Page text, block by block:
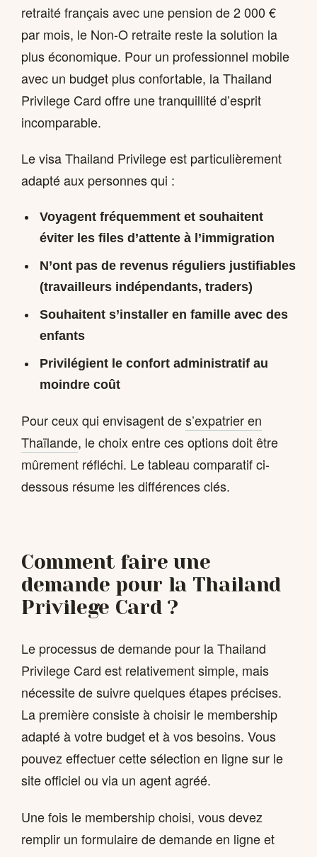
retraité français avec une pension de 2 000 €
par mois, le Non-O retraite reste la solution la
plus économique. Pour un professionnel mobile
avec un budget plus confortable, la Thailand
Privilege Card offre une tranquillité d’esprit
incomparable.
Le visa Thailand Privilege est particulièrement
adapté aux personnes qui :
Voyagent fréquemment et souhaitent
éviter les files d’attente à l’immigration
N’ont pas de revenus réguliers justifiables
(travailleurs indépendants, traders)
Souhaitent s’installer en famille avec des
enfants
Privilégient le confort administratif au
moindre coût
Pour ceux qui envisagent des’expatrier en
Thaïlande, le choix entre ces options doit être
mûrement réfléchi. Le tableau comparatif ci-
dessous résume les différences clés.
Comment faire une
demande pour la Thailand
Privilege Card ?
Le processus de demande pour la Thailand
Privilege Card est relativement simple, mais
nécessite de suivre quelques étapes précises.
La première consiste à choisir le membership
adapté à votre budget et à vos besoins. Vous
pouvez effectuer cette sélection en ligne sur le
site officiel ou via un agent agréé.
Une fois le membership choisi, vous devez
remplir un formulaire de demande en ligne et